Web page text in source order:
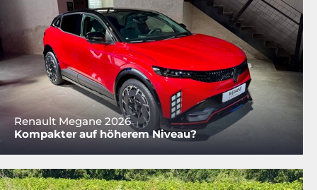
Renault Megane 2026
Kompakter auf höherem Niveau?